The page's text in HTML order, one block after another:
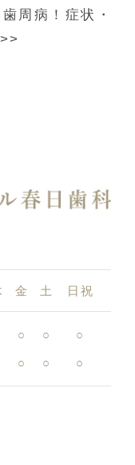
周病！症状・
>>
金 土 日祝
○ ○ ○
○ ○ ○